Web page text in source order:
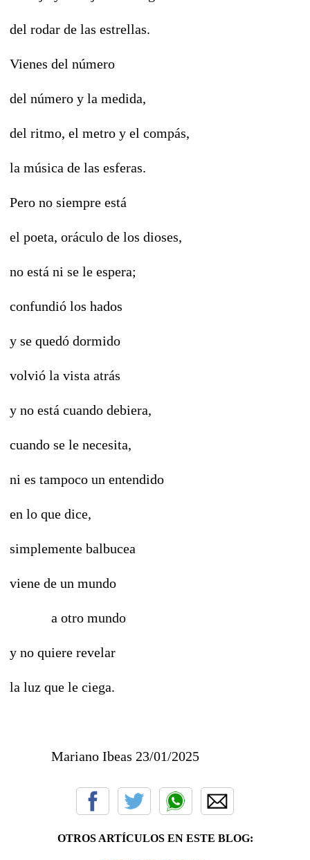
del rodar de las estrellas.
Vienes del número
del número y la medida,
del ritmo, el metro y el compás,
la música de las esferas.
Pero no siempre está
el poeta, oráculo de los dioses,
no está ni se le espera;
confundió los hados
y se quedó dormido
volvió la vista atrás
y no está cuando debiera,
cuando se le necesita,
ni es tampoco un entendido
en lo que dice,
simplemente balbucea
viene de un mundo
a otro mundo
y no quiere revelar
la luz que le ciega.
Mariano Ibeas 23/01/2025
OTROS ARTÍCULOS EN ESTE BLOG: